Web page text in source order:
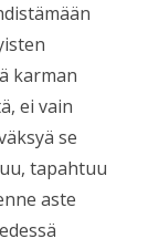
karman
ei vain
se
tapahtuu
aste